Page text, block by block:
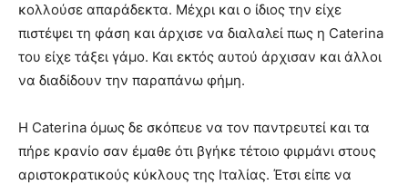
κολλούσε απαράδεκτα. Μέχρι και ο ίδιος την είχε
πιστέψει τη φάση και άρχισε να διαλαλεί πως η Caterina
του είχε τάξει γάμο. Και εκτός αυτού άρχισαν και άλλοι
να διαδίδουν την παραπάνω φήμη.
Η Caterina όμως δε σκόπευε να τον παντρευτεί και τα
πήρε κρανίο σαν έμαθε ότι βγήκε τέτοιο φιρμάνι στους
αριστοκρατικούς κύκλους της Ιταλίας. Έτσι είπε να